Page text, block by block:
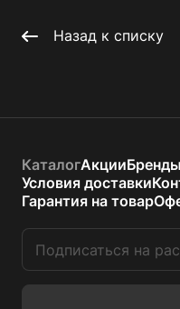
Назад к списку
КаталогАкцииБренды
Условия доставки
Гарантия на товар